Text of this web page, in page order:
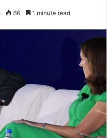
66 1 minute read